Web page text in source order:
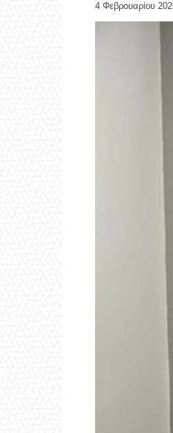
4 Φεβρουαρίου